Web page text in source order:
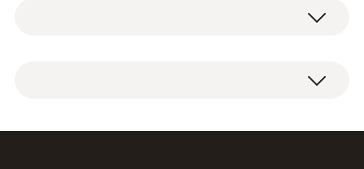
※英文校正証明書/トレーサビリティ体系図を
校正証明書（試験成績書含む)、トレーサビ